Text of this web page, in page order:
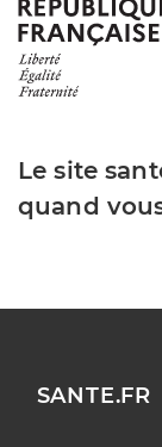
Le site
quand
SANTE.FR